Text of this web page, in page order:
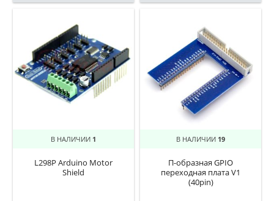
В НАЛИЧИИ 1
L298P Arduino Motor
Shield
В НАЛИЧИИ 19
П-образная GPIO
переходная плата V1
(40pin)